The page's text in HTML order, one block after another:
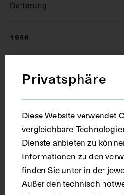
Datierung
1966
Wien
Material
Privatsphäre
Diese Website verwendet
vergleichbare
Dienste anbieten zu
Informationen zu den
finden Sie unter in der
Außer den technisch